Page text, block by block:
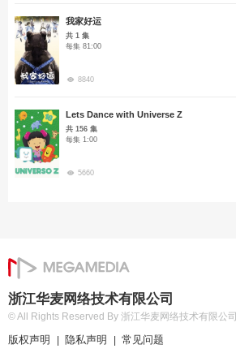
我家好运
共 1 集
每集 81:00
8840
Lets Dance with Universe Z
共 156 集
每集 1:00
5660
浙江华麦网络技术有限公司
© All Rights Reserved By 浙江华麦网络技术有限公司
版权声明 | 隐私声明 | 常见问题